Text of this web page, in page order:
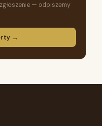
— odpiszemy
→